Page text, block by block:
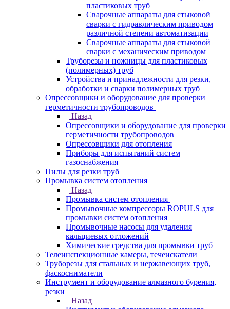
пластиковых труб
Сварочные аппараты для стыковой
сварки с гидравлическим приводом
различной степени автоматизации
Сварочные аппараты для стыковой
сварки с механическим приводом
Труборезы и ножницы для пластиковых
(полимерных) труб
Устройства и принадлежности для резки,
обработки и сварки полимерных труб
Опрессовщики и оборудование для проверки
герметичности трубопроводов
Назад
Опрессовщики и оборудование для проверки
герметичности трубопроводов
Опрессовщики для отопления
Приборы для испытаний систем
газоснабжения
Пилы для резки труб
Промывка систем отопления
Назад
Промывка систем отопления
Промывочные компрессоры ROPULS для
промывки систем отопления
Промывочные насосы для удаления
кальциевых отложений
Химические средства для промывки труб
Телеинспекционные камеры, течеискатели
Труборезы для стальных и нержавеющих труб,
фаскосниматели
Инструмент и оборудование алмазного бурения,
резки
Назад